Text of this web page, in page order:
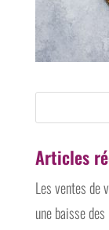
Articles
Les ventes de
une baisse